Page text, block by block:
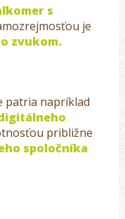
s
je
zvukom.
patria napríklad
približne
spoločníka